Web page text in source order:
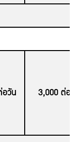
วัน 3,000 ต่อ